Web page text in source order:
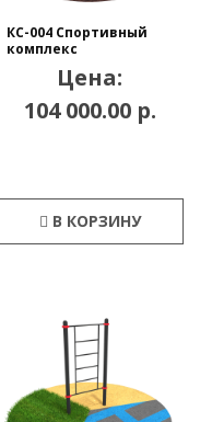
КС-004 Спортивный
комплекс
Цена:
104 000.00 р.
В КОРЗИНУ